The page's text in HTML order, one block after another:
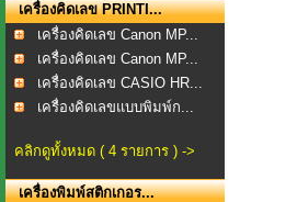
เครื่องคิดเลข PRINTI...
เครื่องคิดเลข Canon MP...
เครื่องคิดเลข Canon MP...
เครื่องคิดเลข CASIO HR...
เครื่องคิดเลขแบบพิมพ์ก...
คลิกดูทั้งหมด ( 4 รายการ ) ->
เครื่องพิมพ์สติกเกอร...